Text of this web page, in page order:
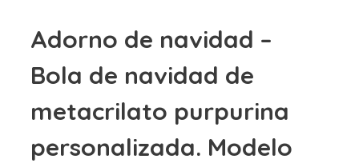
Adorno de navidad –
Bola de navidad de
metacrilato purpurina
personalizada. Modelo